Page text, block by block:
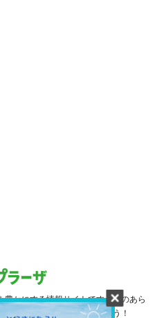
豊かにする情報サイトです。街のあら
す。早速情報を探してみよう！